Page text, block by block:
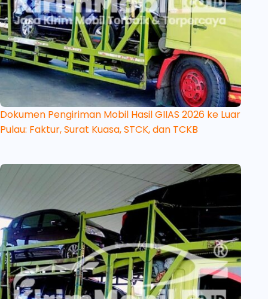
Dokumen Pengiriman Mobil Hasil GIIAS 2026 ke Luar
Pulau: Faktur, Surat Kuasa, STCK, dan TCKB